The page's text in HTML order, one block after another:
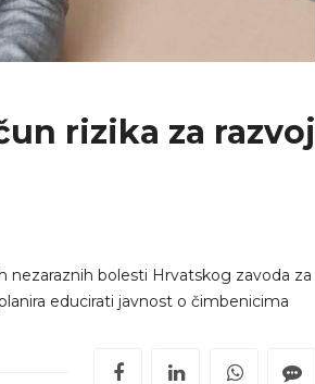
rizika za razvoj
nezaraznih bolesti Hrvatskog zavoda za
educirati javnost o čimbenicima